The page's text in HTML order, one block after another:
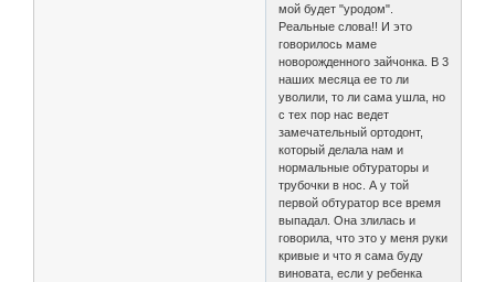
мой будет "уродом".
Реальные слова!! И это
говорилось маме
новорожденного зайчонка. В 3
наших месяца ее то ли
уволили, то ли сама ушла, но
с тех пор нас ведет
замечательный ортодонт,
который делала нам и
нормальные обтураторы и
трубочки в нос. А у той
первой обтуратор все время
выпадал. Она злилась и
говорила, что это у меня руки
кривые и что я сама буду
виновата, если у ребенка